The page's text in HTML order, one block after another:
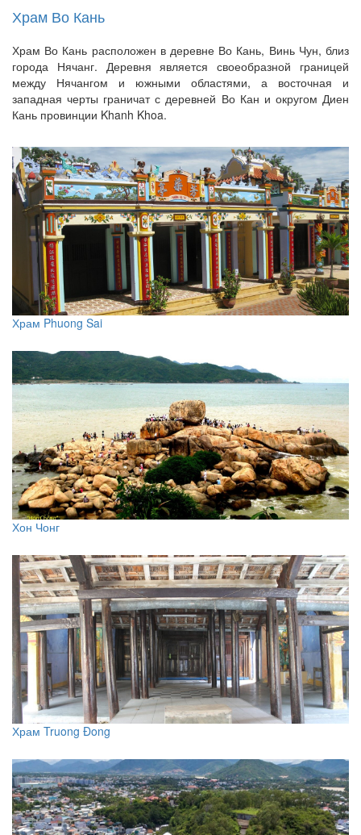
Храм Во Кань
Храм Во Кань расположен в деревне Во Кань, Винь Чун, близ
города Нячанг. Деревня является своеобразной границей
между Нячангом и южными областями, а восточная и
западная черты граничат с деревней Во Кан и округом Диен
Кань провинции Khanh Khoa.
Храм Phuong Sai
Хон Чонг
Храм Truong Đong